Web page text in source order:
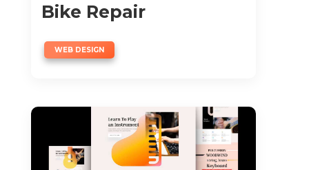
Bike Repair
WEB DESIGN